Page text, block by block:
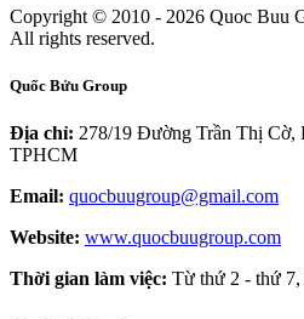
Copyright © 2010 - 2026 Quoc Buu
All rights reserved.
Quốc Bửu Group
Địa chỉ: 278/19 Đường Trần Thị Cờ,
TPHCM
Email: quocbuugroup@gmail.com
Website: www.quocbuugroup.com
Thời gian làm việc: Từ thứ 2 - thứ 7,